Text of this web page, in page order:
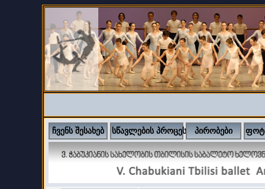
ჩვენს შესახებ სწავლების პროცესი პირობები